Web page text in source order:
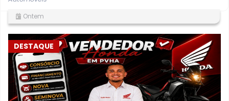
Ontem
DESTAQUE